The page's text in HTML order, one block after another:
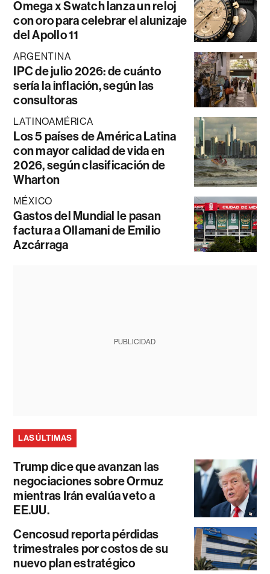
Omega x Swatch lanza un reloj
con oro para celebrar el alunizaje
del Apollo 11
ARGENTINA
IPC de julio 2026: de cuánto
sería la inflación, según las
consultoras
LATINOAMÉRICA
Los 5 países de América Latina
con mayor calidad de vida en
2026, según clasificación de
Wharton
MÉXICO
Gastos del Mundial le pasan
factura a Ollamani de Emilio
Azcárraga
PUBLICIDAD
LAS ÚLTIMAS
Trump dice que avanzan las
negociaciones sobre Ormuz
mientras Irán evalúa veto a
EE.UU.
Cencosud reporta pérdidas
trimestrales por costos de su
nuevo plan estratégico